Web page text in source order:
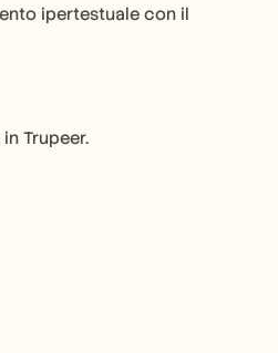
ipertestuale con il
Trupeer.